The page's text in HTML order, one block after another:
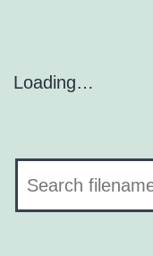
Loading…